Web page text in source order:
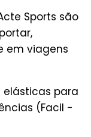
Sports são
em viagens
elásticas para
(Facil -